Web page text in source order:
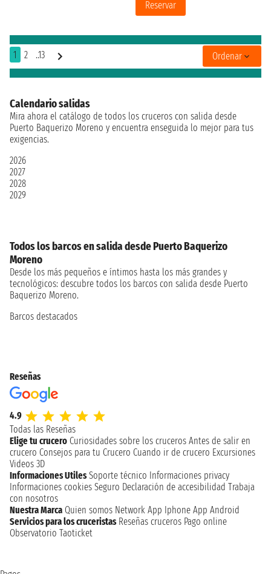
Reservar
1 2 ..13 Ordenar
Calendario salidas
Mira ahora el catálogo de todos los cruceros con salida desde
Puerto Baquerizo Moreno y encuentra enseguida lo mejor para tus
exigencias.
2026
2027
2028
2029
Todos los barcos en salida desde Puerto Baquerizo
Moreno
Desde los más pequeños e íntimos hasta los más grandes y
tecnológicos: descubre todos los barcos con salida desde Puerto
Baquerizo Moreno.
Barcos destacados
Reseñas
4.9
Todas las Reseñas
Elige tu crucero Curiosidades sobre los cruceros Antes de salir en
crucero Consejos para tu Crucero Cuando ir de crucero Excursiones
Videos 3D
Informaciones Utiles Soporte técnico Informaciones privacy
Informaciones cookies Seguro Declaración de accesibilidad Trabaja
con nosotros
Nuestra Marca Quien somos Network App Iphone App Android
Servicios para los cruceristas Reseñas cruceros Pago online
Observatorio Taoticket